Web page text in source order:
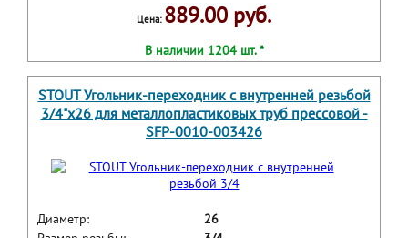
Цена: 889.00 руб.
В наличии 1204 шт. *
STOUT Угольник-переходник с внутренней резьбой
3/4"х26 для металлопластиковых труб прессовой -
SFP-0010-003426
Диаметр:
26